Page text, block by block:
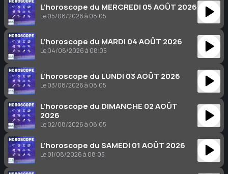
L’horoscope du MERCREDI 05 AOÛT 2026
Le 05/08/2026 à 08:05
L’horoscope du MARDI 04 AOÛT 2026
Le 04/08/2026 à 08:05
L’horoscope du LUNDI 03 AOÛT 2026
Le 03/08/2026 à 08:05
L’horoscope du DIMANCHE 02 AOÛT
2026
Le 02/08/2026 à 08:05
L’horoscope du SAMEDI 01 AOÛT 2026
Le 01/08/2026 à 08:05